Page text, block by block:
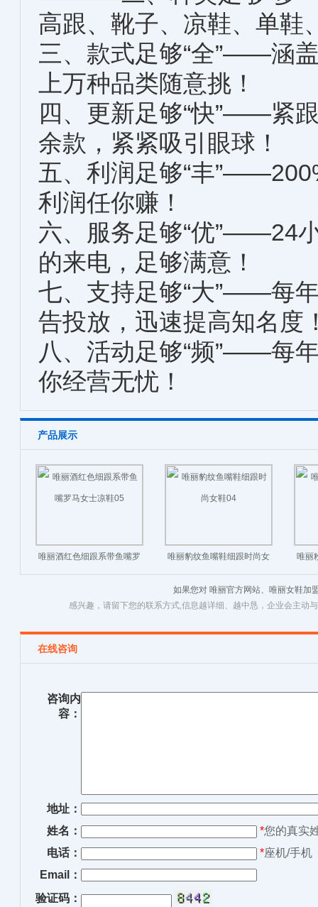
高跟、靴子、凉鞋、
三、款式足够“全”——涵
上万种品类随意挑！
四、更新足够“快”——紧
余款，紧紧吸引眼球
五、利润足够“丰
利润任你赚！
六、服务足够“优”——24
的来电，足够满意！
七、支持足够“大”——每
告投放，迅速提高知
八、活动足够“频”——每
你经营无忧！
产品展示
唯丽酒红色细跟系带鱼嘴罗
马女士凉鞋05
唯丽豹纹鱼嘴鞋细跟时尚女
鞋04
唯丽
如果您对 唯丽官方网站、唯丽女鞋加
感兴趣，请留下您的联系方式,信息越详细、越中恳，企业会主动
在线咨询
咨询内
容：
地址：
姓名：
*您的真实
电话：
*座机/手机
Email：
验证码：